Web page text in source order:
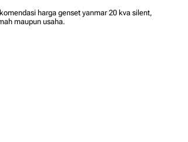
harga genset yanmar 20 kva silent,
maupun usaha.